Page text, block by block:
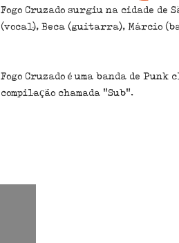
na sua formação
Fogo Cruzado surgiu na cidade de
Fogo Cruzado é uma banda de
compilação chamada "Sub".